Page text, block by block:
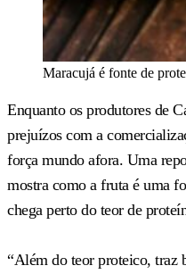
Maracujá é fonte de
Enquanto os produtores de
prejuízos com a
força mundo afora. Uma
mostra como a fruta é uma
chega perto do teor de
“Além do teor proteico, traz